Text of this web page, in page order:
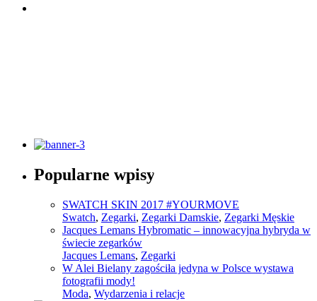
Sprawdź
Popularne wpisy
SWATCH SKIN 2017 #YOURMOVE
Swatch, Zegarki, Zegarki Damskie, Zegarki Męskie
Jacques Lemans Hybromatic – innowacyjna hybryda w
świecie zegarków
Jacques Lemans, Zegarki
W Alei Bielany zagościła jedyna w Polsce wystawa
fotografii mody!
Moda, Wydarzenia i relacje